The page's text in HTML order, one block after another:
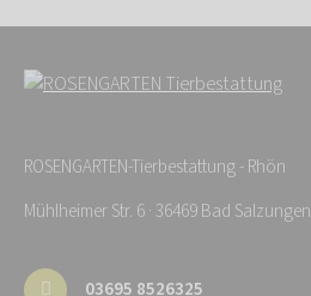
ROSENGARTEN-Tierbestattung - Rhön
Mühlheimer Str. 6 · 36469 Bad Salzungen
03695 8526325